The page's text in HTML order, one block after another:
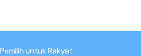
untuk Rakyat